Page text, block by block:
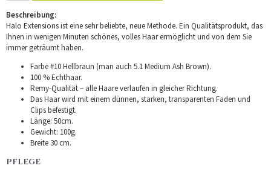
Beschreibung:
Halo Extensions ist eine sehr beliebte, neue Methode. Ein Qualitätsprodukt, das
Ihnen in wenigen Minuten schönes, volles Haar ermöglicht und von dem Sie
immer geträumt haben.
Farbe #10 Hellbraun (man auch 5.1 Medium Ash Brown).
100 % Echthaar.
Remy-Qualität – alle Haare verlaufen in gleicher Richtung.
Das Haar wird mit einem dünnen, starken, transparenten Faden und
Clips befestigt.
Länge: 50cm.
Gewicht: 100g.
Breite 30 cm.
PFLEGE